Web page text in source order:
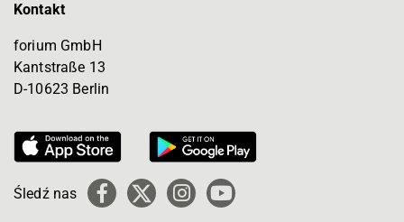
Kontakt
forium GmbH
Kantstraße 13
D-10623 Berlin
Śledź nas Facebook
X
Instagram